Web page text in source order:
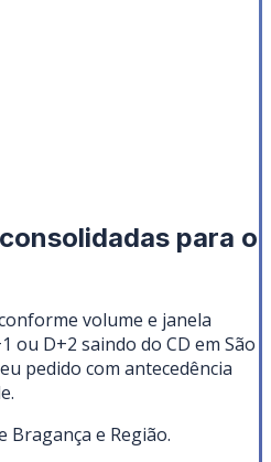
para o
volume e janela
ou D+2 saindo do CD em São
pedido com antecedência
Bragança e Região.